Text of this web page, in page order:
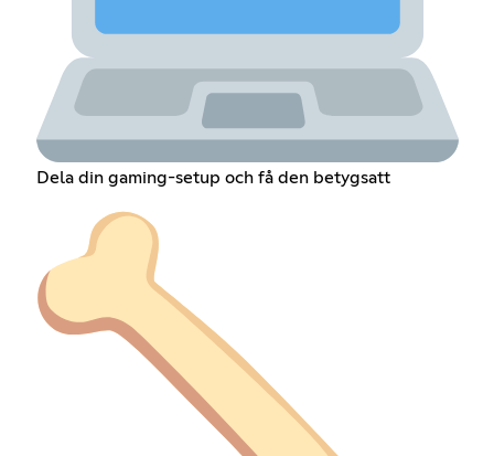
Dela din gaming-setup och få den betygsatt